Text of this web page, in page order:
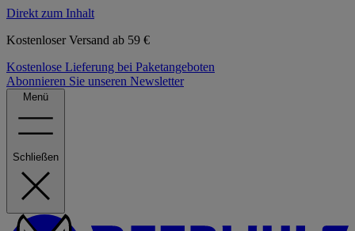
Direkt zum Inhalt
Kostenloser Versand ab 59 €
Kostenlose Lieferung bei Paketangeboten
Abonnieren Sie unseren Newsletter
Menü
Schließen